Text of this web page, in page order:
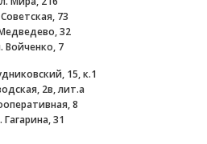
73
32
Войченко, 7
15, к.1
2в, лит.а
8
Гагарина, 31